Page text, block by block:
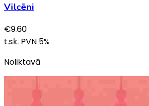
Vilcēni
€9.60
t.sk. PVN 5%
Noliktavā